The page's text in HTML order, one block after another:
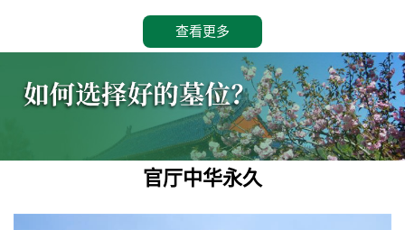
查看更多
官厅中华永久